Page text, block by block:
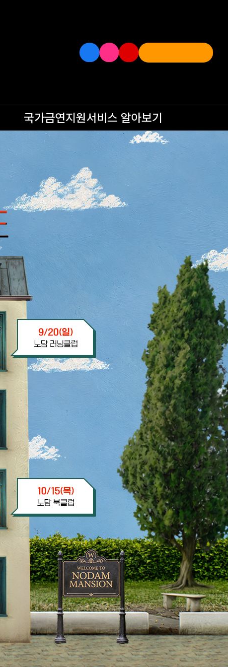
국가금연지원서비스 알아보기